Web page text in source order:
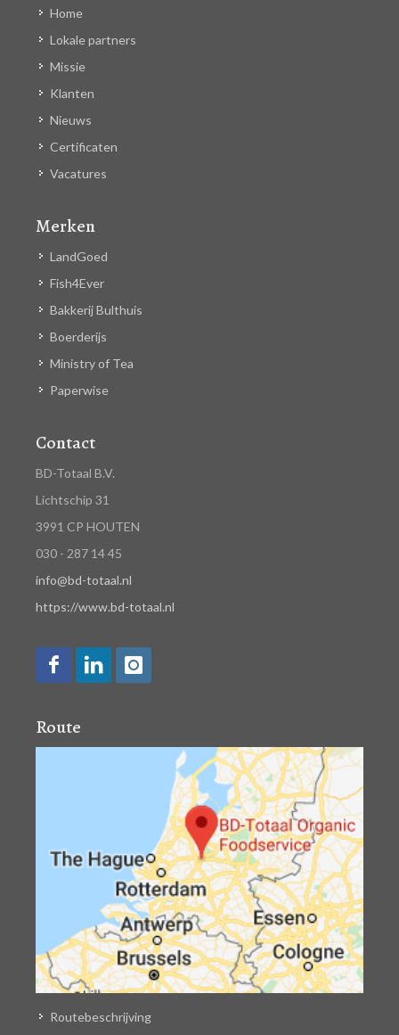
Home
Lokale partners
Missie
Klanten
Nieuws
Certificaten
Vacatures
Merken
LandGoed
Fish4Ever
Bakkerij Bulthuis
Boerderijs
Ministry of Tea
Paperwise
Contact
BD-Totaal B.V.
Lichtschip 31
3991 CP HOUTEN
030 - 287 14 45
info@bd-totaal.nl
https://www.bd-totaal.nl
Route
Routebeschrijving